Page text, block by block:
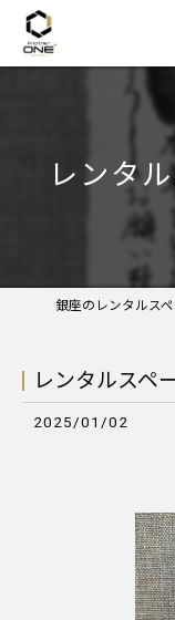
レンタ
レンタルスペ
2025/01/02